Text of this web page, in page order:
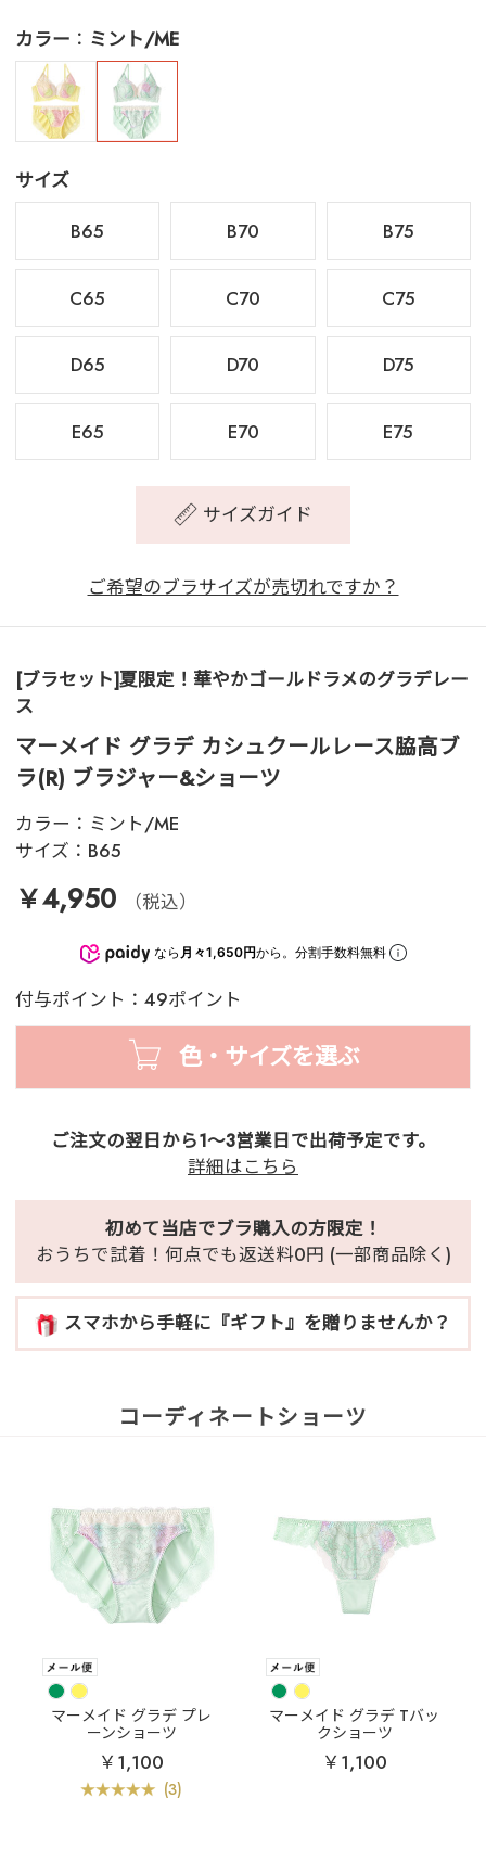
カラー ミント/ME
サイズ
B65
B70 B75
C65 C70 C75
D65 D70 D75
E65 E70 E75
サイズガイド
ご希望のブラサイズが売切れですか？
[ブラセット]夏限定！華やかゴールドラメのグラデレー
ス
マーメイド グラデ カシュクールレース脇高ブ
ラ(R) ブラジャー&ショーツ
カラー： ミント/ME
サイズ： B65
￥4,950 （税込）
なら 月々1,650円から。分割手数料無料
付与ポイント：49ポイント
色・サイズを選ぶ
ご注文の翌日から1～3営業日で出荷予定です。
詳細はこちら
初めて当店でブラ購入の方限定！
おうちで試着！何点でも返送料0円 (一部商品除く)
スマホから手軽に『ギフト』を贈りませんか？
コーディネートショーツ
マーメイド グラデ プレ
ーンショーツ
￥1,100
(3)
マーメイド グラデ Tバッ
クショーツ
￥1,100